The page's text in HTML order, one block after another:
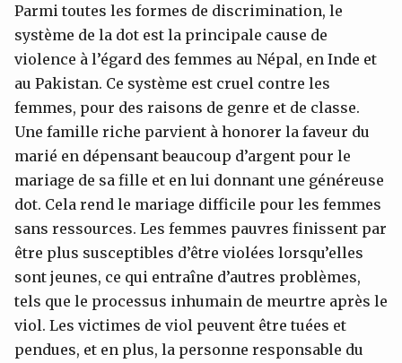
Parmi toutes les formes de discrimination, le
système de la dot est la principale cause de
violence à l’égard des femmes au Népal, en Inde et
au Pakistan. Ce système est cruel contre les
femmes, pour des raisons de genre et de classe.
Une famille riche parvient à honorer la faveur du
marié en dépensant beaucoup d’argent pour le
mariage de sa fille et en lui donnant une généreuse
dot. Cela rend le mariage difficile pour les femmes
sans ressources. Les femmes pauvres finissent par
être plus susceptibles d’être violées lorsqu’elles
sont jeunes, ce qui entraîne d’autres problèmes,
tels que le processus inhumain de meurtre après le
viol. Les victimes de viol peuvent être tuées et
pendues, et en plus, la personne responsable du